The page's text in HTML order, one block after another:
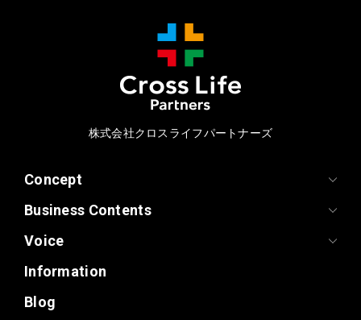
株式会社クロスライフパートナーズ
Concept
Business Contents
Voice
Information
Blog